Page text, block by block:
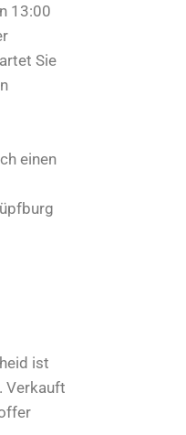
13:00
Sie
einen
ist
Verkauft